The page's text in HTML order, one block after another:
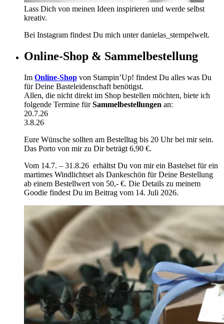
Lass Dich von meinen Ideen inspirieren und werde selbst
kreativ.
Bei Instagram findest Du mich unter danielas_stempelwelt.
Online-Shop & Sammelbestellung
Im Online-Shop von Stampin’Up! findest Du alles was Du
für Deine Basteleidenschaft benötigst.
Allen, die nicht direkt im Shop bestellen möchten, biete ich
folgende Termine fürSammelbestellungen an:
20.7.26
3.8.26
Eure Wünsche sollten am Bestelltag bis 20 Uhr bei mir sein.
Das Porto von mir zu Dir beträgt 6,90 €.
Vom 14.7. – 31.8.26 erhältst Du von mir ein Bastelset für ein
martimes Windlichtset als Dankeschön für Deine Bestellung
ab einem Bestellwert von 50,- €. Die Details zu meinem
Goodie findest Du im Beitrag vom 14. Juli 2026.